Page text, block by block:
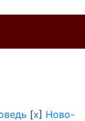
[x] Ново-